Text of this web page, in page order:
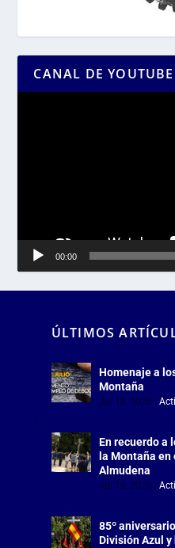
CANAL DE YOUTUBE
00:00
ÚLTIMOS
Homenaje a
Montaña
Jul 18, 2026 |
En recuerdo a
la Montaña
Almudena
Jul 18, 2026 |
85º
División Azul